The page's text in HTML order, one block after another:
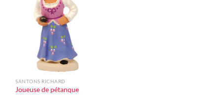
SANTONS RICHARD
Joueuse de pétanque